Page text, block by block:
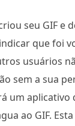
seu GIF e
que foi
usuários
sem a sua
um aplicativo
ao GIF.